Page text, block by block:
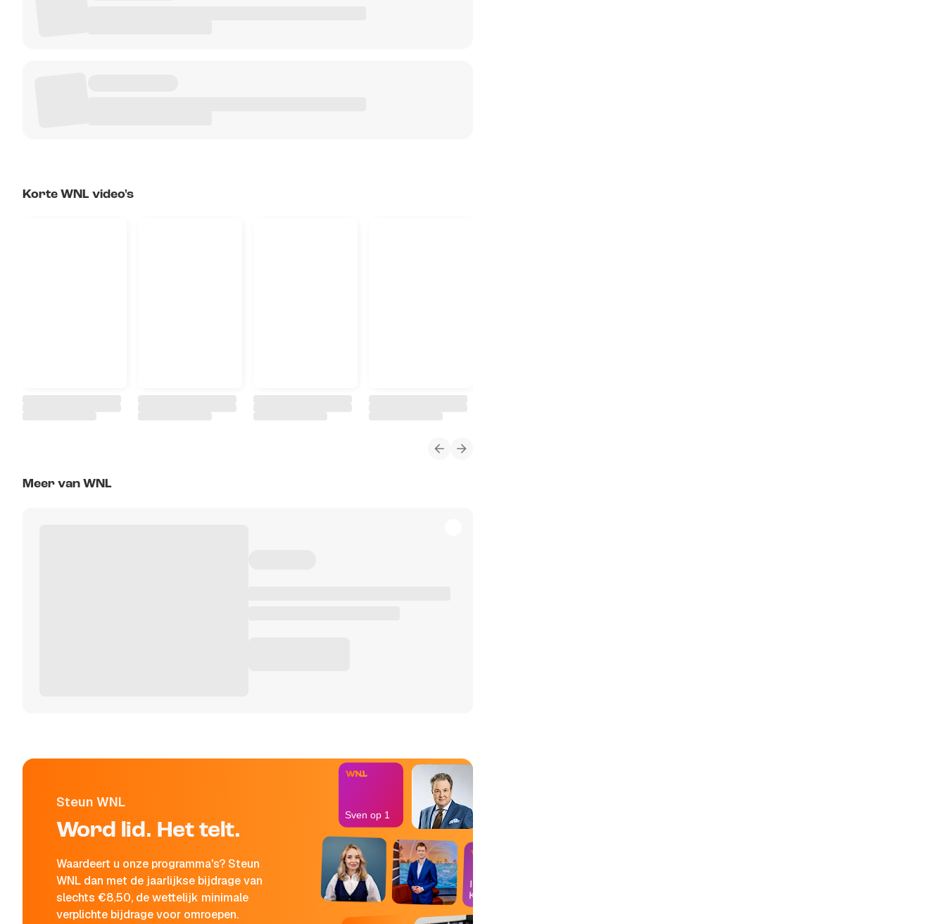
Korte WNL video's
Meer van WNL
Steun WNL
Word lid. Het telt.
Waardeert u onze programma's? Steun
WNL dan met de jaarlijkse bijdrage van
slechts €8,50, de wettelijk minimale
verplichte bijdrage voor omroepen.
In de
Kantine
Sven op 1